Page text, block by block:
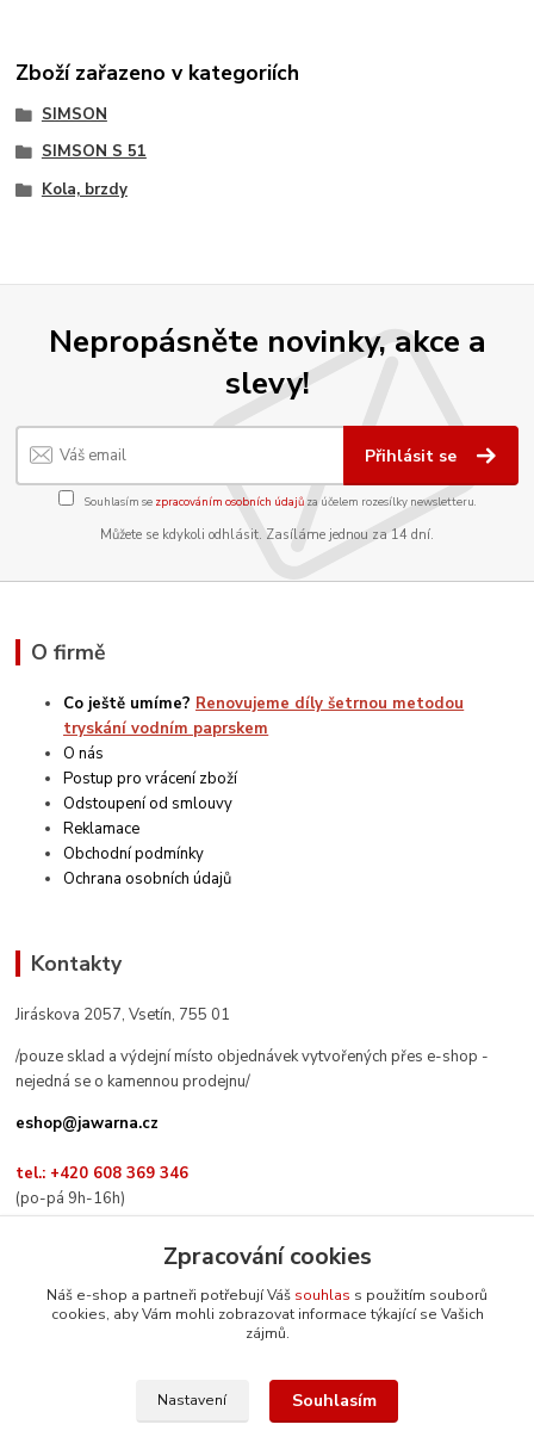
Zboží zařazeno v kategoriích
SIMSON
SIMSON S 51
Kola, brzdy
Nepropásněte novinky, akce a
slevy!
Přihlásit se
Souhlasím se zpracováním osobních údajůza účelem rozesílky newsletteru.
Můžete se kdykoli odhlásit. Zasíláme jednou za 14 dní.
O firmě
Co ještě umíme? Renovujeme díly šetrnou metodou
tryskání vodním paprskem
O nás
Postup pro vrácení zboží
Odstoupení od smlouvy
Reklamace
Obchodní podmínky
Ochrana osobních údajů
Kontakty
Jiráskova 2057, Vsetín, 755 01
/pouze sklad a výdejní místo objednávek vytvořených přes e-shop -
nejedná se o kamennou prodejnu/
eshop@jawarna.cz
tel.: +420 608 369 346
(po-pá 9h-16h)
Sledujte nás na Facebooku
Zpracování cookies
Náš e-shop a partneři potřebují Váš souhlas s použitím souborů
cookies, aby Vám mohli zobrazovat informace týkající se Vašich
zájmů.
Nastavení Souhlasím